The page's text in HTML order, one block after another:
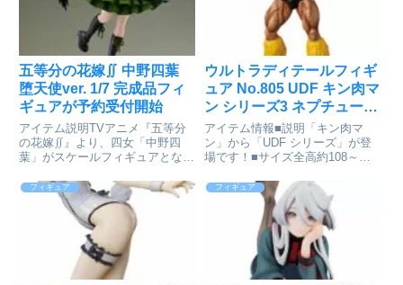
密に再現いたしました。是非同
いを馳せる「憂い顔」をご...
五等分の花嫁∬ 中野四葉
堕天使ver. 1/7 完成品フィ
ギュアが予約受付開始
アイテム説明TVアニメ『五等分
の花嫁∬』より、四女「中野四
葉」がスケールフィギュアとなっ
装を身にまとった描き下しイラス
トを立体化いたしました。かわい
らしく手を掲げ、明るく天真爛漫
な笑顔が印象的です。ふんわりと
ウルトラディテールフィギ
ュア No.805 UDF キン肉マ
ン シリーズ3 ネプチューン
マン[メディコム・トイ]が
予約受付開始
アイテム情報■説明「キン肉マ
ン」から「UDF シリーズ」が登
場です！■サイズ全高約108～
ズ3 ネプチューンマンcolleizeで
フィギュア フィギュア